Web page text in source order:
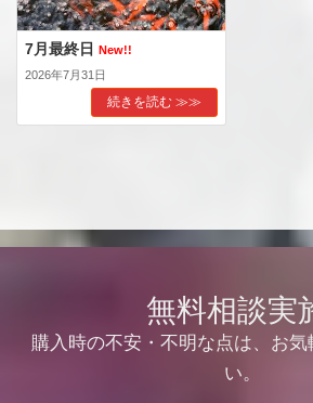
7月最終日
New!!
2026年7月31日
続きを読む ≫≫
無料相談実
購入時の不安・不明な点は、お気
い。